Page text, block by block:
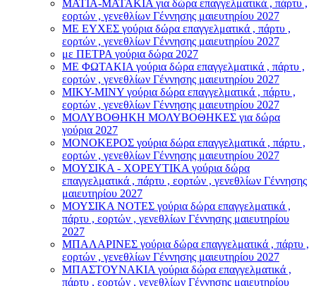
ΜΑΤΙΑ-ΜΑΤΑΚΙΑ για δώρα επαγγελματικά , πάρτυ ,
εορτών , γενεθλίων Γέννησης μαιευτηρίου 2027
ΜΕ ΕΥΧΕΣ γούρια δώρα επαγγελματικά , πάρτυ ,
εορτών , γενεθλίων Γέννησης μαιευτηρίου 2027
με ΠΕΤΡΑ γούρια δώρα 2027
ΜΕ ΦΩΤΑΚΙΑ γούρια δώρα επαγγελματικά , πάρτυ ,
εορτών , γενεθλίων Γέννησης μαιευτηρίου 2027
ΜΙΚΥ-ΜΙΝΥ γούρια δώρα επαγγελματικά , πάρτυ ,
εορτών , γενεθλίων Γέννησης μαιευτηρίου 2027
ΜΟΛΥΒΟΘΗΚΗ ΜΟΛΥΒΟΘΗΚΕΣ για δώρα
γούρια 2027
ΜΟΝΟΚΕΡΟΣ γούρια δώρα επαγγελματικά , πάρτυ ,
εορτών , γενεθλίων Γέννησης μαιευτηρίου 2027
ΜΟΥΣΙΚΑ - ΧΟΡΕΥΤΙΚΑ γούρια δώρα
επαγγελματικά , πάρτυ , εορτών , γενεθλίων Γέννησης
μαιευτηρίου 2027
ΜΟΥΣΙΚΑ ΝΟΤΕΣ γούρια δώρα επαγγελματικά ,
πάρτυ , εορτών , γενεθλίων Γέννησης μαιευτηρίου
2027
ΜΠΑΛΑΡΙΝΕΣ γούρια δώρα επαγγελματικά , πάρτυ ,
εορτών , γενεθλίων Γέννησης μαιευτηρίου 2027
ΜΠΑΣΤΟΥΝΑΚΙΑ γούρια δώρα επαγγελματικά ,
πάρτυ , εορτών , γενεθλίων Γέννησης μαιευτηρίου